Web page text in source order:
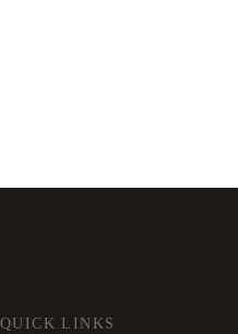
QUICK LINKS